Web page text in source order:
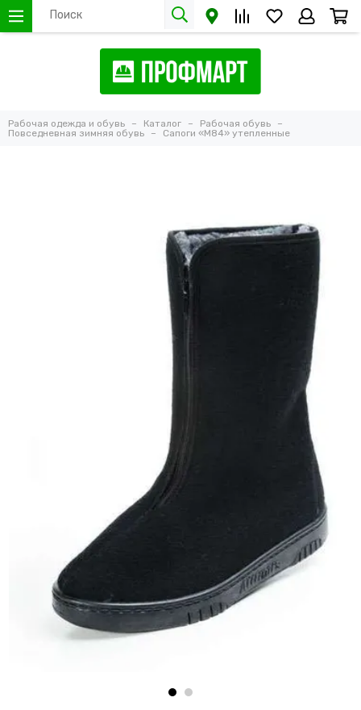
Рабочая одежда и обувь Каталог
Рабочая обувь
Повседневная зимняя обувь
Сапоги «М84» утепленные